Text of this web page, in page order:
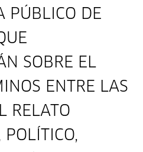
PÚBLICO DE
SOBRE EL
ENTRE LAS
RELATO